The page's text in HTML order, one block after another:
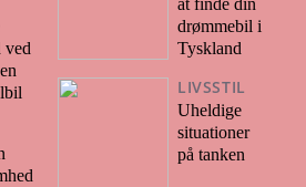
ved
drømmebil i
Tyskland
LIVSSTIL
Uheldige
situationer
på tanken